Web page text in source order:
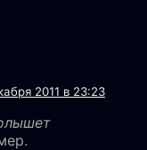
2011 в 23:23